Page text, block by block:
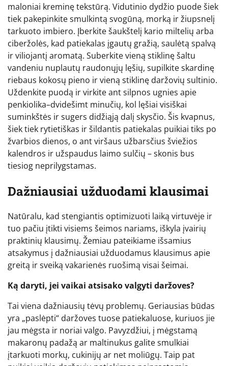
maloniai kreminę tekstūrą. Vidutinio dydžio puode šiek
tiek pakepinkite smulkintą svogūną, morką ir žiupsnelį
tarkuoto imbiero. Įberkite šaukštelį kario miltelių arba
ciberžolės, kad patiekalas įgautų gražią, saulėtą spalvą
ir viliojantį aromatą. Suberkite vieną stiklinę šaltu
vandeniu nuplautų raudonųjų lęšių, supilkite skardinę
riebaus kokosų pieno ir vieną stiklinę daržovių sultinio.
Uždenkite puodą ir virkite ant silpnos ugnies apie
penkiolika–dvidešimt minučių, kol lęšiai visiškai
suminkštės ir sugers didžiąją dalį skysčio. Šis kvapnus,
šiek tiek rytietiškas ir šildantis patiekalas puikiai tiks po
žvarbios dienos, o ant viršaus užbarsčius šviežios
kalendros ir užspaudus laimo sulčių – skonis bus
tiesiog neprilygstamas.
Dažniausiai užduodami klausimai
Natūralu, kad stengiantis optimizuoti laiką virtuvėje ir
tuo pačiu įtikti visiems šeimos nariams, iškyla įvairių
praktinių klausimų. Žemiau pateikiame išsamius
atsakymus į dažniausiai užduodamus klausimus apie
greitą ir sveiką vakarienės ruošimą visai šeimai.
Ką daryti, jei vaikai atsisako valgyti daržoves?
Tai viena dažniausių tėvų problemų. Geriausias būdas
yra „paslėpti“ daržoves tuose patiekaluose, kuriuos jie
jau mėgsta ir noriai valgo. Pavyzdžiui, į mėgstamą
makaronų padažą ar maltinukus galite smulkiai
įtarkuoti morkų, cukinijų ar net moliūgų. Taip pat